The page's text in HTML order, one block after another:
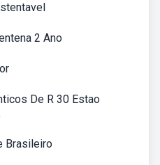
2 Ano
De R 30 Estao
Brasileiro